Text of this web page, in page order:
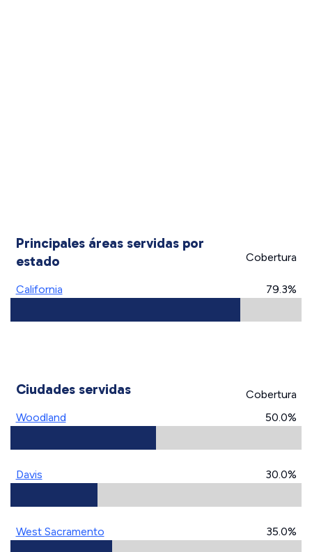
Principales áreas servidas por
estado
Cobertura
California 79.3%
Ciudades servidas
Cobertura
Woodland
50.0%
Davis 30.0%
West Sacramento 35.0%